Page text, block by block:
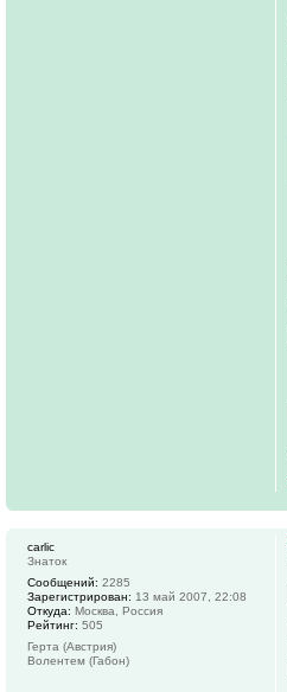
carlic
Знаток
Сообщений: 2285
Зарегистрирован: 13 май 2007, 22:08
Откуда: Москва, Россия
Рейтинг: 505
Герта (Австрия)
Волентем (Габон)